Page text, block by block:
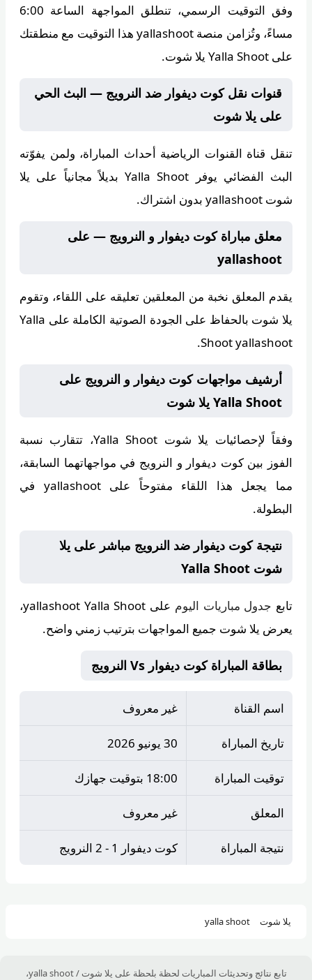
وفق التوقيت الرسمي، تنطلق المواجهة الساعة 6:00
مساءً، وتُزامن منصة yallashootهذا التوقيت مع منطقتك
على Yalla Shoot يلا شوت.
قنوات نقل كوت ديفوار ضد النرويج — البث الحي
على يلا شوت
تنقل قناة القنوات الرياضية أحداث المباراة، ولمن يفوّته
البث الفضائي يوفر Yalla Shoot بديلاً مجانياً على يلا
شوت yallashoot بدون اشتراك.
معلق مباراة كوت ديفوار و النرويج — على
yallashoot
يقدم المعلق نخبة من المعلقين تعليقه على اللقاء، وتقوم
يلا شوت
بالحفاظ على الجودة الصوتية الكاملة على Yalla
Shoot yallashoot.
أرشيف مواجهات كوت ديفوار و النرويج على
Yalla Shoot يلا شوت
وفقاً لإحصائيات يلا شوت Yalla Shoot
، تتقارب نسبة
الفوز بين كوت ديفوار و النرويج في مواجهاتهما السابقة،
مما يجعل هذا اللقاء مفتوحاً على yallashoot في
البطولة.
نتيجة كوت ديفوار ضد النرويج مباشر على يلا
شوت Yalla Shoot
تابع جدول مباريات اليوم على yallashoot Yalla Shoot،
يعرض يلا شوت جميع المواجهات بترتيب زمني واضح.
بطاقة المباراة كوت ديفوار Vs النرويج
اسم القناة غير معروف
تاريخ المباراة 30 يونيو 2026
توقيت المباراة 18:00 بتوقيت جهازك
المعلق غير معروف
نتيجة المباراة كوت ديفوار 1 - 2 النرويج
يلا شوت yalla shoot
تابع نتائج وتحديثات المباريات لحظة بلحظة على يلا شوت / yalla shoot،